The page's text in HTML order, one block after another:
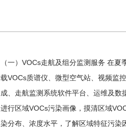
（一）VOCs走航及组分监测服务 在夏
载VOCs质谱仪、微型空气站、视频监
成、走航监测系统软件平台、运维及数
进行区域VOCs污染画像，摸清区域
染分布、浓度水平，了解区域特征污染